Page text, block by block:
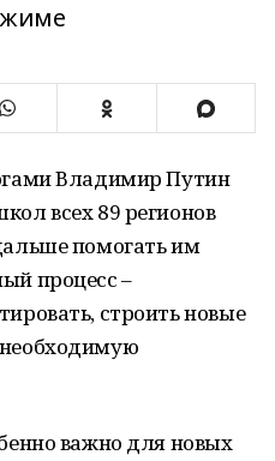
Владимир Путин
всех 89 регионов
помогать им
процесс –
строить новые
важно для новых